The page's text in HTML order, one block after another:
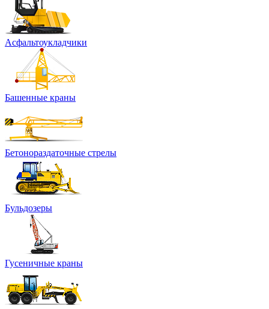
Асфальтоукладчики
Башенные краны
Бетонораздаточные стрелы
Бульдозеры
Гусеничные краны